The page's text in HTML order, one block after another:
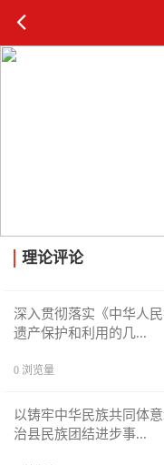
理论评论
深入贯彻落实《中华人
遗产保护和利用的几...
0 浏览量
以铸牢中华民族共同体
治县民族团结进步事...